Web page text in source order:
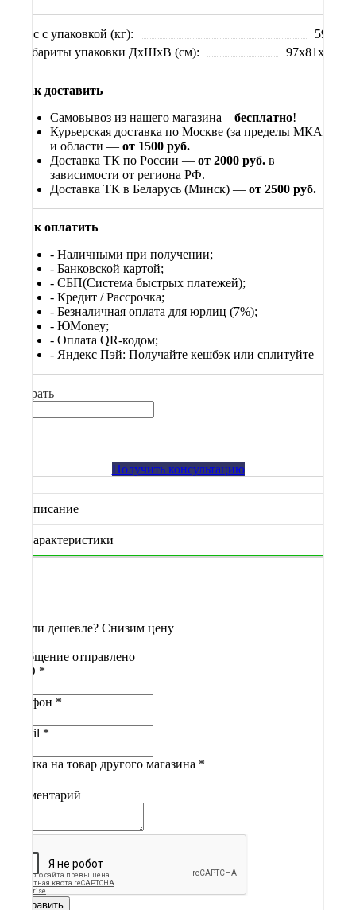
Вес с упаковкой (кг):
59.5
Габариты упаковки ДхШхВ (см):
97x81x63
Как доставить
Самовывоз из нашего магазина – бесплатно!
Курьерская доставка по Москве (за пределы МКАД)
и области — от 1500 руб.
Доставка ТК по России — от 2000 руб. в
зависимости от региона РФ.
Доставка ТК в Беларусь (Минск) — от 2500 руб.
Как оплатить
- Наличными при получении;
- Банковской картой;
- СБП(Система быстрых платежей);
- Кредит / Рассрочка;
- Безналичная оплата для юрлиц (7%);
- ЮМоney;
- Оплата QR-кодом;
- Яндекс Пэй: Получайте кешбэк или сплитуйте
Выбрать
Получить консультацию
Описание
Характеристики
Нашли дешевле? Снизим цену
Сообщение отправлено
ФИО *
Телефон *
E-mail *
Ссылка на товар другого магазина *
Комментарий
Отправить